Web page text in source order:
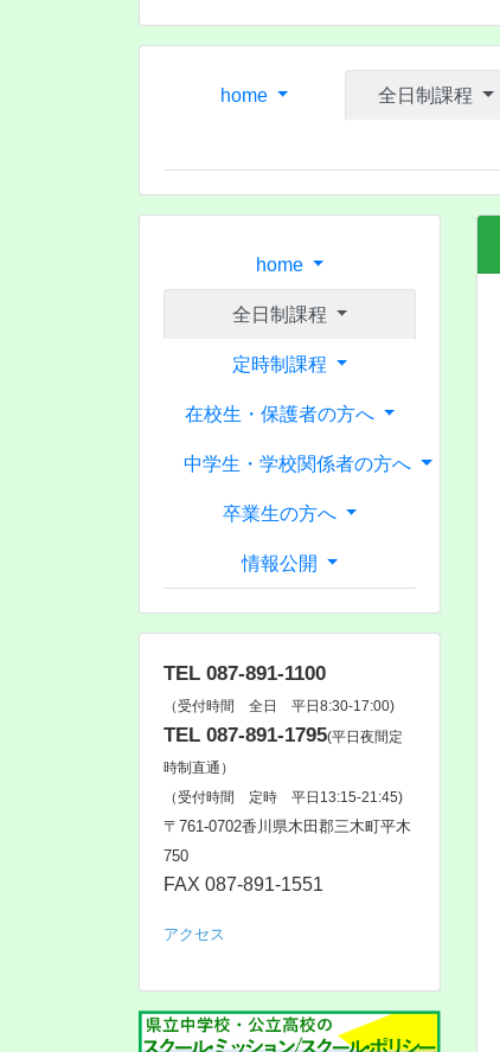
home 全日制課程
home
全日制課程
定時制課程
在校生・保護者の方へ
中学生・学校関係者の方へ
卒業生の方へ
情報公開
TEL 087-891-1100
（受付時間 全日 平日8:30-17:00)
TEL 087-891-1795(平日夜間定
時制直通）
（受付時間 定時 平日13:15-21:45)
〒761‐0702香川県木田郡三木町平木
750
FAX 087-891-1551
アクセス